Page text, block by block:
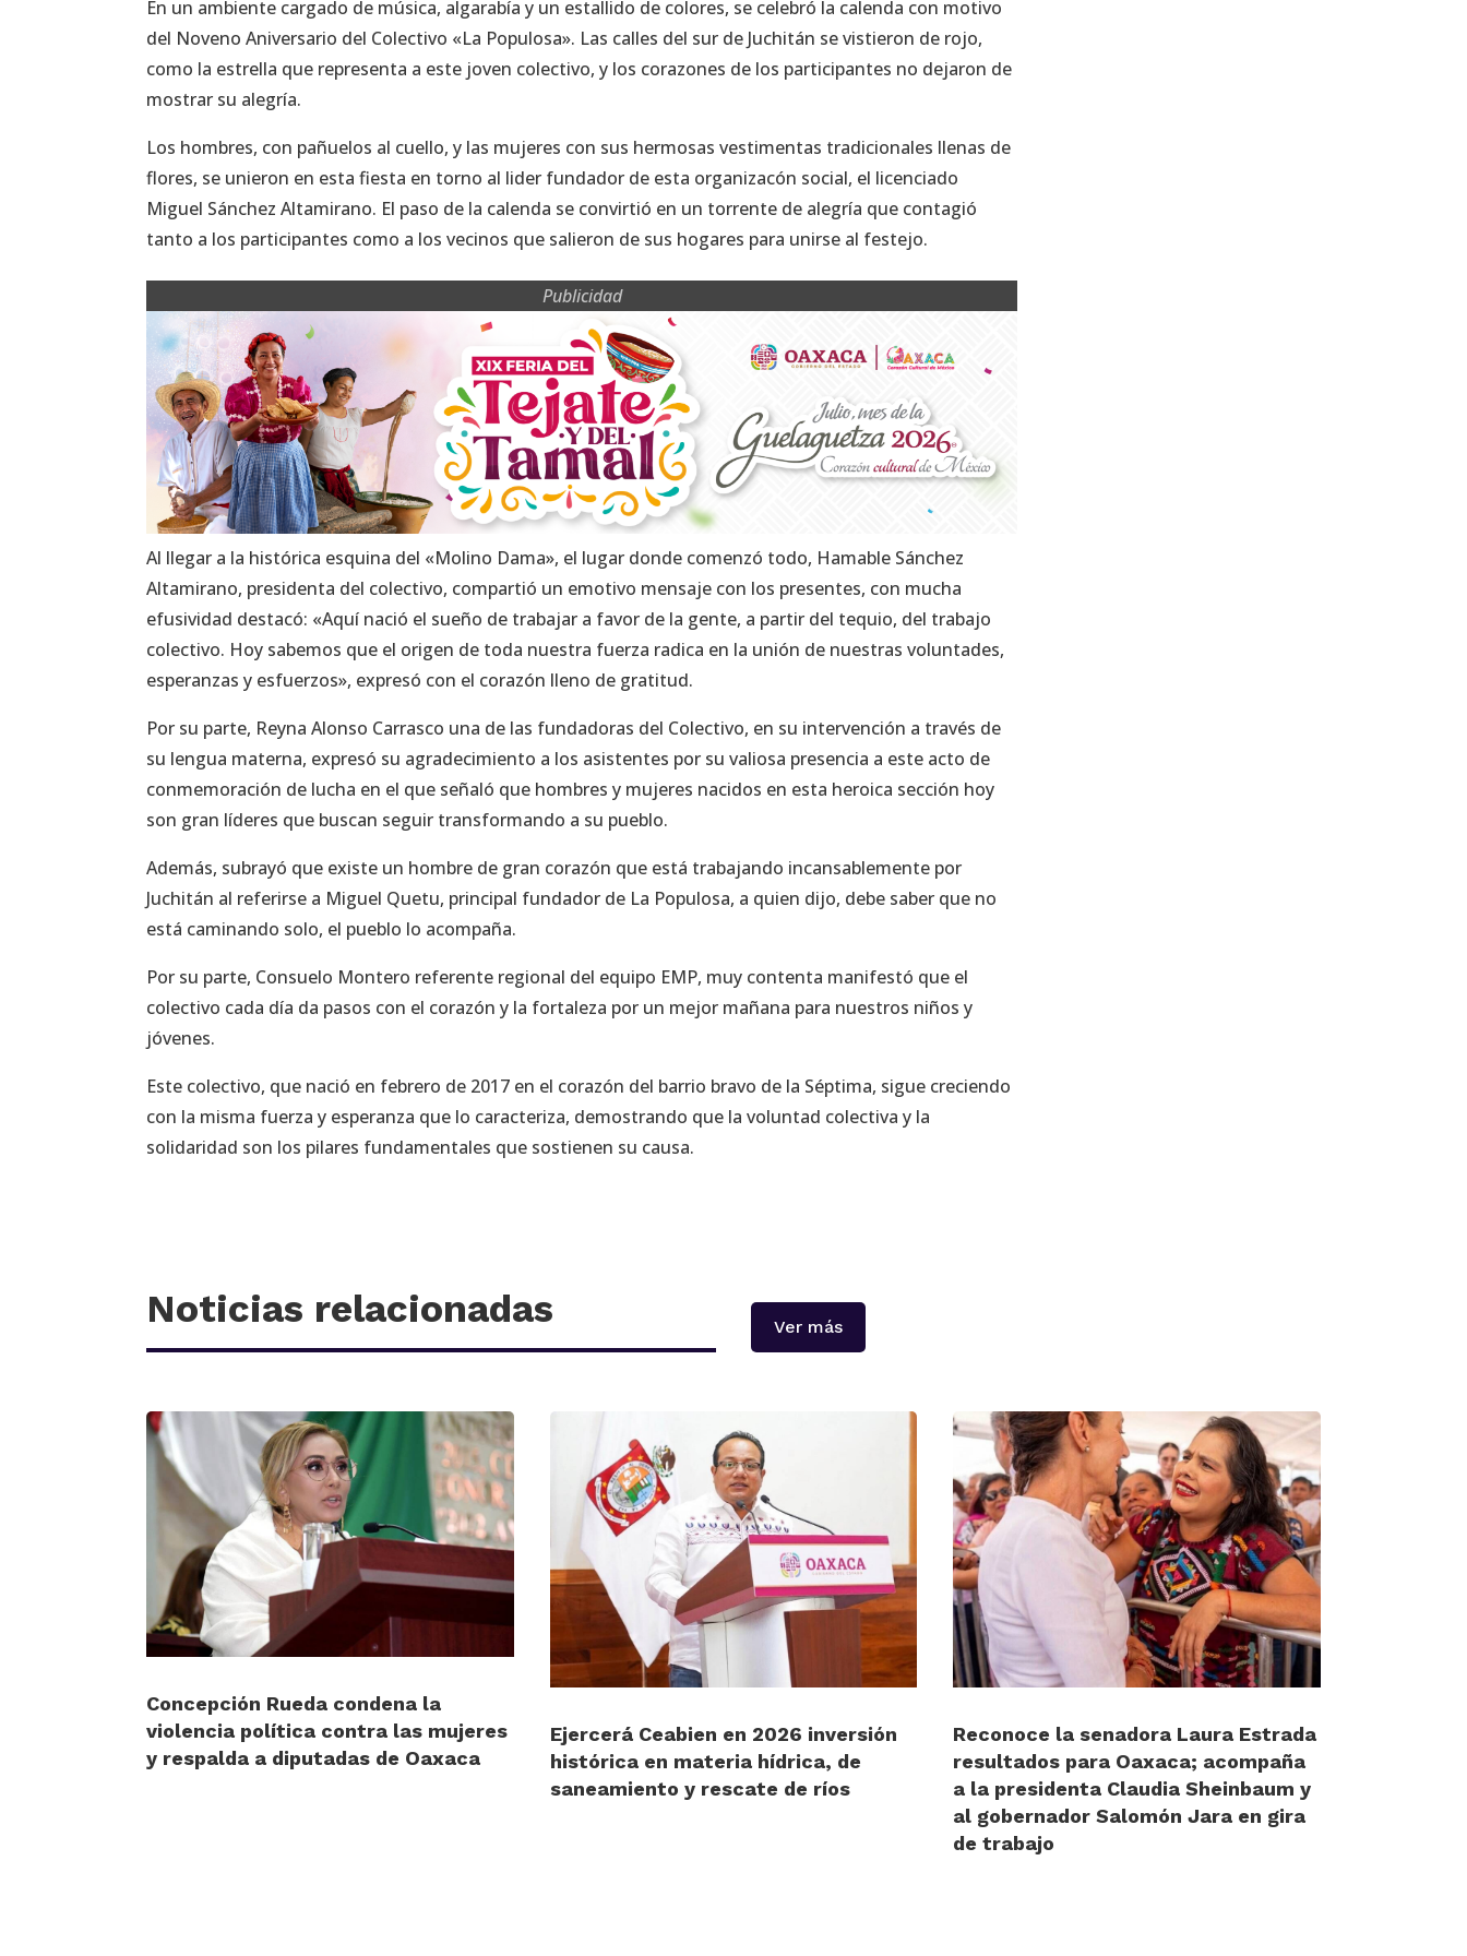
En un ambiente cargado de música, algarabía y un estallido de colores, se celebró la calenda con motivo
del Noveno Aniversario del Colectivo «La Populosa». Las calles del sur de Juchitán se vistieron de rojo,
como la estrella que representa a este joven colectivo, y los corazones de los participantes no dejaron de
mostrar su alegría.
Los hombres, con pañuelos al cuello, y las mujeres con sus hermosas vestimentas tradicionales llenas de
flores, se unieron en esta fiesta en torno al lider fundador de esta organizacón social, el licenciado
Miguel Sánchez Altamirano. El paso de la calenda se convirtió en un torrente de alegría que contagió
tanto a los participantes como a los vecinos que salieron de sus hogares para unirse al festejo.
Publicidad
Al llegar a la histórica esquina del «Molino Dama», el lugar donde comenzó todo, Hamable Sánchez
Altamirano, presidenta del colectivo, compartió un emotivo mensaje con los presentes, con mucha
efusividad destacó: «Aquí nació el sueño de trabajar a favor de la gente, a partir del tequio, del trabajo
colectivo. Hoy sabemos que el origen de toda nuestra fuerza radica en la unión de nuestras voluntades,
esperanzas y esfuerzos», expresó con el corazón lleno de gratitud.
Por su parte, Reyna Alonso Carrasco una de las fundadoras del Colectivo, en su intervención a través de
su lengua materna, expresó su agradecimiento a los asistentes por su valiosa presencia a este acto de
conmemoración de lucha en el que señaló que hombres y mujeres nacidos en esta heroica sección hoy
son gran líderes que buscan seguir transformando a su pueblo.
Además, subrayó que existe un hombre de gran corazón que está trabajando incansablemente por
Juchitán al referirse a Miguel Quetu, principal fundador de La Populosa, a quien dijo, debe saber que no
está caminando solo, el pueblo lo acompaña.
Por su parte, Consuelo Montero referente regional del equipo EMP, muy contenta manifestó que el
colectivo cada día da pasos con el corazón y la fortaleza por un mejor mañana para nuestros niños y
jóvenes.
Este colectivo, que nació en febrero de 2017 en el corazón del barrio bravo de la Séptima, sigue creciendo
con la misma fuerza y esperanza que lo caracteriza, demostrando que la voluntad colectiva y la
solidaridad son los pilares fundamentales que sostienen su causa.
Noticias relacionadas Ver más
Concepción Rueda condena la
violencia política contra las mujeres
y respalda a diputadas de Oaxaca
Ejercerá Ceabien en 2026 inversión
histórica en materia hídrica, de
saneamiento y rescate de ríos
Reconoce la senadora Laura Estrada
resultados para Oaxaca; acompaña
a la presidenta Claudia Sheinbaum y
al gobernador Salomón Jara en gira
de trabajo